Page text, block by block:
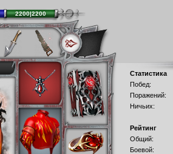
Статистика
Побед:
Поражений:
Ничьих:
Рейтинг
Общий:
Боевой:
2200|2200